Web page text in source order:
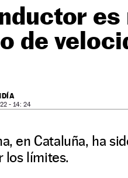
de
- 14: 24
en Cataluña, ha
los límites.